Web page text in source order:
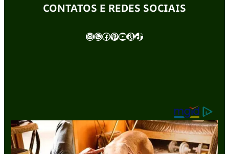
CONTATOS E REDES SOCIAIS
InstagramWhatsApp Facebook Pinterest Youtube Amazon TikTok